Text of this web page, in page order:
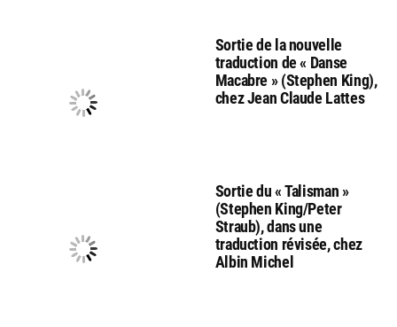
Sortie de la nouvelle
traduction de « Danse
Macabre » (Stephen King),
chez Jean Claude Lattes
Sortie du « Talisman »
(Stephen King/Peter
Straub), dans une
traduction révisée, chez
Albin Michel